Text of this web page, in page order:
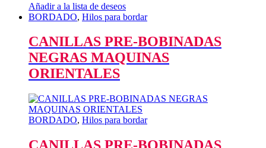
Añadir a la lista de deseos
BORDADO, Hilos para bordar
CANILLAS PRE-BOBINADAS
NEGRAS MAQUINAS
ORIENTALES
BORDADO, Hilos para bordar